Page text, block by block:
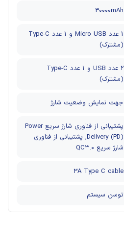
30000mAh
1 عدد Micro USB و 1 عدد Type-C
(مشترک)
2 عدد USB و 1 عدد Type-C
(مشترک)
جهت نمایش وضعیت شارژ
پشتیبانی از فناوری شارژ سریع Power
Delivery (PD), پشتیبانی از فناوری
شارژ سریع QC۳.۰
3A Type C cable
توسن سیستم